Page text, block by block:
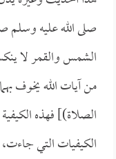
صلى الله عليه وسلم
الشمس والقمر لا
من آيات الله يخوف
الصلاة)] فهذه
الكيفيات التي